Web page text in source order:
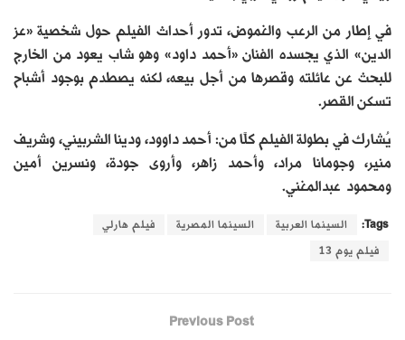
في إطار من الرعب والغموض، تدور أحداث الفيلم حول شخصية «عز
الدين» الذي يجسده الفنان «أحمد داود» وهو شاب يعود من الخارج
للبحث عن عائلته وقصرها من أجل بيعه، لكنه يصطدم بوجود أشباح
تسكن القصر.
يُشارك في بطولة الفيلم كلًا من: أحمد داوود، ودينا الشربيني، وشريف
منير، وجومانا مراد، وأحمد زاهر، وأروى جودة، ونسرين أمين
ومحمود عبدالمغني.
Tags: السينما العربية السينما المصرية فيلم هارلي
فيلم يوم 13
Previous Post